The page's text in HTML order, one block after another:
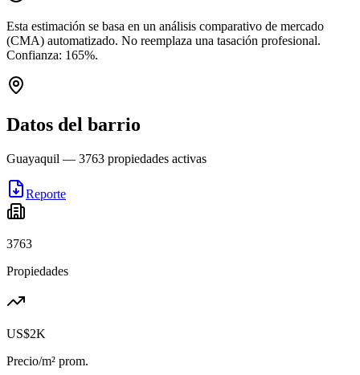
Esta estimación se basa en un análisis comparativo de mercado
(CMA) automatizado. No reemplaza una tasación profesional.
Confianza: 165%.
Datos del barrio
Guayaquil — 3763 propiedades activas
Reporte
3763
Propiedades
US$2K
Precio/m² prom.